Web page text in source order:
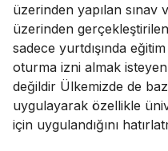
üzerinden yapılan sınav
üzerinden gerçekleştirilen
sadece yurtdışında
oturma izni almak
değildir Ülkemizde de
uygulayarak özellikle
için uygulandığını